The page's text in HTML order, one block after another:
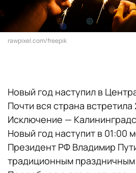
rawpixel.com/freepik
Новый год наступил в
Почти вся страна встретила
Исключение —
Новый год наступит в 01:00
Президент РФ Владимир
традиционным